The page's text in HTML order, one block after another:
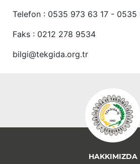
Telefon : 0535 973 63 17 - 0535
Faks : 0212 278 9534
bilgi@tekgida.org.tr
HAKKIMIZDA